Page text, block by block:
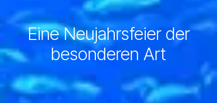
Eine Neujahrsfeier der
besonderen Art